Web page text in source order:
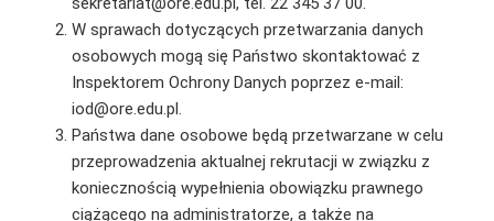
W sprawach dotyczących przetwarzania danych
osobowych mogą się Państwo skontaktować z
Inspektorem Ochrony Danych poprzez e-mail:
iod@ore.edu.pl.
Państwa dane osobowe będą przetwarzane w celu
przeprowadzenia aktualnej rekrutacji w związku z
koniecznością wypełnienia obowiązku prawnego
ciążącego na administratorze, a także na